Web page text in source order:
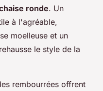
ronde. Un
à l'agréable,
moelleuse et un
le style de la
rembourrées offrent